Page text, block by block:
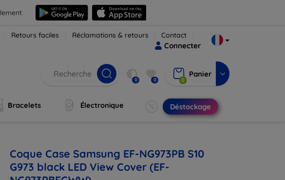
Retours faciles Réclamations & retours Contact
Connecter
0 0 0
Panier
Bracelets Électronique Déstockage
Coque Case Samsung EF-NG973PB S10
G973 black LED View Cover (EF-